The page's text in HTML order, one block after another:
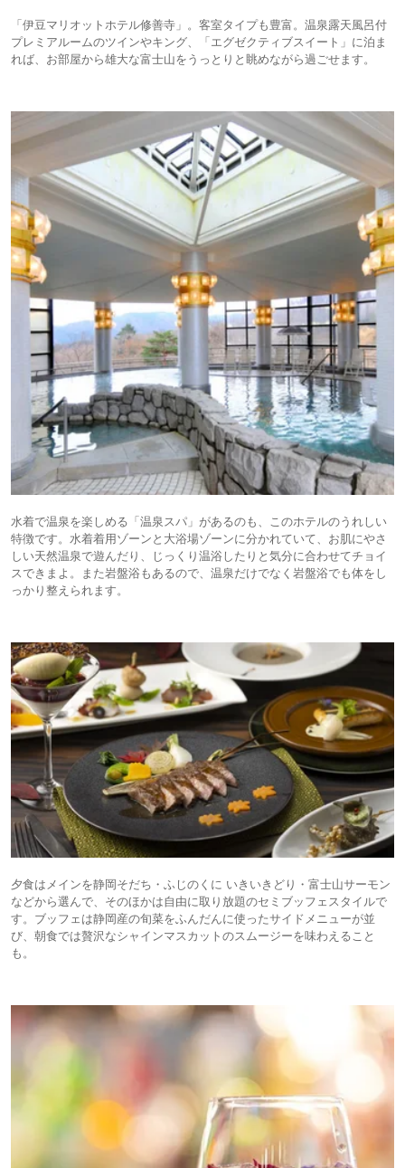
「伊豆マリオットホテル修善寺」。客室タイプも豊富。温泉露天風呂付
プレミアルームのツインやキング、「エグゼクティブスイート」に泊ま
れば、お部屋から雄大な富士山をうっとりと眺めながら過ごせます。
水着で温泉を楽しめる「温泉スパ」があるのも、このホテルのうれしい
特徴です。水着着用ゾーンと大浴場ゾーンに分かれていて、お肌にやさ
しい天然温泉で遊んだり、じっくり温浴したりと気分に合わせてチョイ
スできまよ。また岩盤浴もあるので、温泉だけでなく岩盤浴でも体をし
っかり整えられます。
夕食はメインを静岡そだち・ふじのくに いきいきどり・富士山サーモン
などから選んで、そのほかは自由に取り放題のセミブッフェスタイルで
す。ブッフェは静岡産の旬菜をふんだんに使ったサイドメニューが並
び、朝食では贅沢なシャインマスカットのスムージーを味わえること
も。